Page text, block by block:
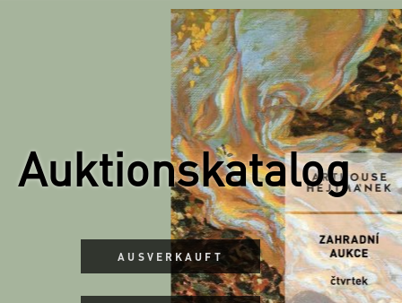
Auktionskatalog
AUSVERKAUFT